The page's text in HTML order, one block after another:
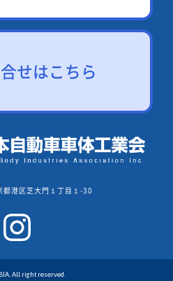
せはこちら
港区芝大門１丁目１-30
All right reserved.